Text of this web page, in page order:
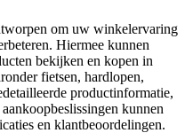
om uw winkelervaring
Hiermee kunnen
bekijken en kopen in
fietsen, hardlopen,
productinformatie,
kunnen
en klantbeoordelingen.